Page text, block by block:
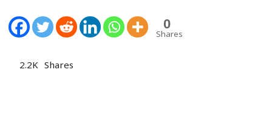
0
Shares
2.2K Shares